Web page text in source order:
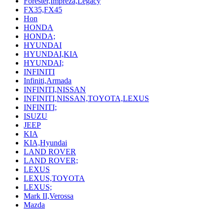
FX35,FX45
Hon
HONDA
HONDA;
HYUNDAI
HYUNDAI,KIA
HYUNDAI;
INFINITI
Infiniti,Armada
INFINITI,NISSAN
INFINITI,NISSAN,TOYOTA,LEXUS
INFINITI;
ISUZU
JEEP
KIA
KIA,Hyundai
LAND ROVER
LAND ROVER;
LEXUS
LEXUS,TOYOTA
LEXUS;
Mark II,Verossa
Mazda